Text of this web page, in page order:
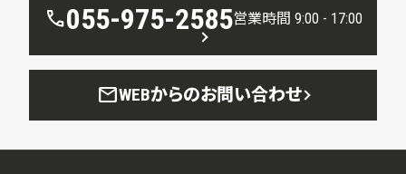
call055-975-2585営業時間 9:00 - 17:00
mailWEBからのお問い合わせ